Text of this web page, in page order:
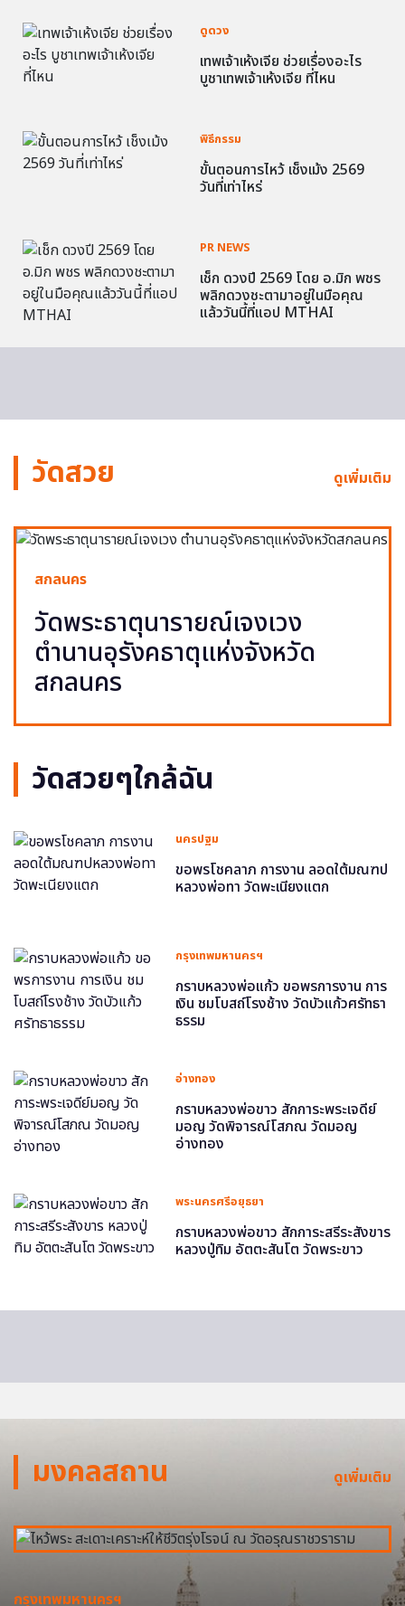
ดูดวง
เทพเจ้าเห้งเจีย ช่วยเรื่องอะไร
บูชาเทพเจ้าเห้งเจีย ที่ไหน
พิธีกรรม
ขั้นตอนการไหว้ เช็งเม้ง 2569
วันที่เท่าไหร่
PR NEWS
เช็ก ดวงปี 2569 โดย อ.มิก พชร
พลิกดวงชะตามาอยู่ในมือคุณ
แล้ววันนี้ที่แอป MTHAI
วัดสวย ดูเพิ่มเติม
สกลนคร
วัดพระธาตุนารายณ์เจงเวง
ตำนานอุรังคธาตุแห่งจังหวัด
สกลนคร
วัดสวยๆใกล้ฉัน
นครปฐม
ขอพรโชคลาภ การงาน ลอดใต้มณฑป
หลวงพ่อทา วัดพะเนียงแตก
กรุงเทพมหานครฯ
กราบหลวงพ่อแก้ว ขอพรการงาน การ
เงิน ชมโบสถ์โรงช้าง วัดบัวแก้วศรัทธา
ธรรม
อ่างทอง
กราบหลวงพ่อขาว สักการะพระเจดีย์
มอญ วัดพิจารณ์โสภณ วัดมอญ
อ่างทอง
พระนครศรีอยุธยา
กราบหลวงพ่อขาว สักการะสรีระสังขาร
หลวงปู่ทิม อัตตะสันโต วัดพระขาว
มงคลสถาน ดูเพิ่มเติม
กรุงเทพมหานครฯ